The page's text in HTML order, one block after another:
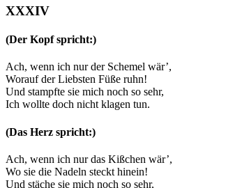
XXXIV
(Der Kopf spricht:)
Ach, wenn ich nur der Schemel wär’,
Worauf der Liebsten Füße ruhn!
Und stampfte sie mich noch so sehr,
Ich wollte doch nicht klagen tun.
(Das Herz spricht:)
Ach, wenn ich nur das Kißchen wär’,
Wo sie die Nadeln steckt hinein!
Und stäche sie mich noch so sehr,